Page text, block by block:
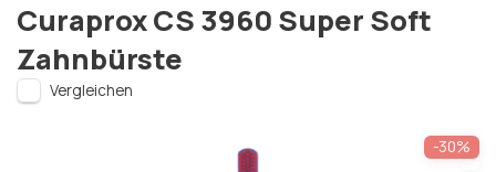
Curaprox CS 3960 Super Soft
Zahnbürste
Vergleichen
-30%